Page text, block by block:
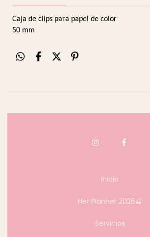
Caja de clips para papel de color
50 mm
Inicio
Her Planner 2026🍒
Servicios